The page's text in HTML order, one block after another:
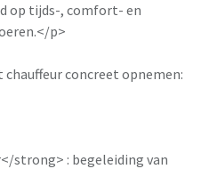
op tijds-, comfort- en
p>
chauffeur concreet opnemen:
strong> : begeleiding van